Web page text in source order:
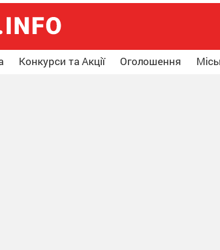
Конкурси та Акції Оголошення